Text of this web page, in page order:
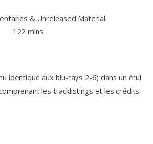
& Unreleased Material
identique aux blu-rays 2-6) dans un étui
les tracklistings et les crédits